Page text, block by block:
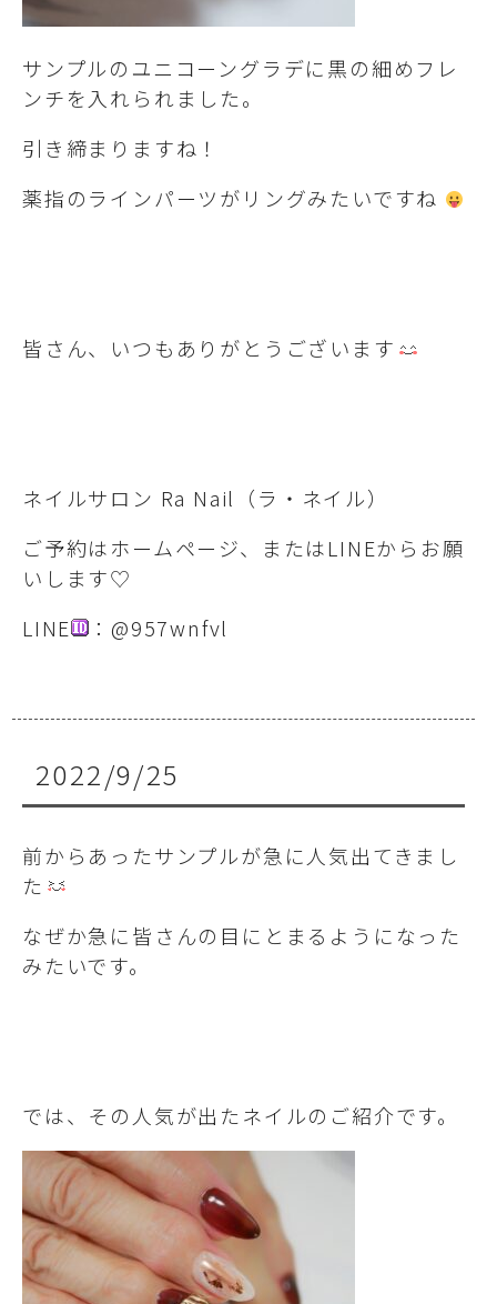
サンプルのユニコーングラデに黒の細めフレ
ンチを入れられました。
引き締まりますね！
薬指のラインパーツがリングみたいですね
皆さん、いつもありがとうございます
ネイルサロン Ra Nail（ラ・ネイル）
ご予約はホームページ、またはLINEからお願
いします♡
LINE
：@957wnfvl
2022/9/25
前からあったサンプルが急に人気出てきまし
た
なぜか急に皆さんの目にとまるようになった
みたいです。
では、その人気が出たネイルのご紹介です。